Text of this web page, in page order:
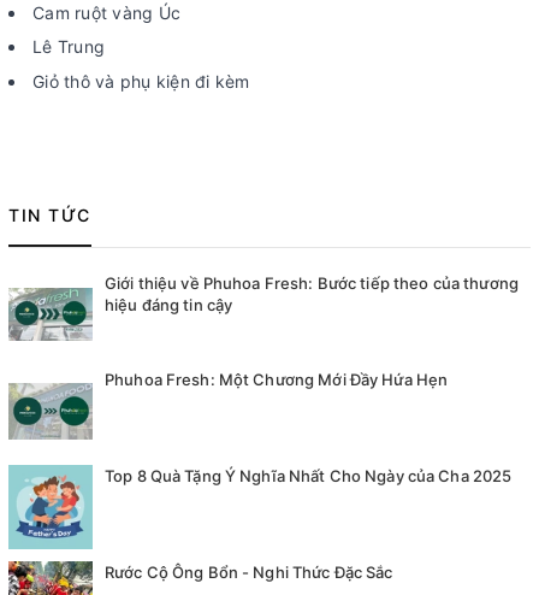
Cam ruột vàng Úc
Lê Trung
Giỏ thô và phụ kiện đi kèm
TIN TỨC
Giới thiệu về Phuhoa Fresh: Bước tiếp theo của thương
hiệu đáng tin cậy
Phuhoa Fresh: Một Chương Mới Đầy Hứa Hẹn
Top 8 Quà Tặng Ý Nghĩa Nhất Cho Ngày của Cha 2025
Rước Cộ Ông Bổn - Nghi Thức Đặc Sắc